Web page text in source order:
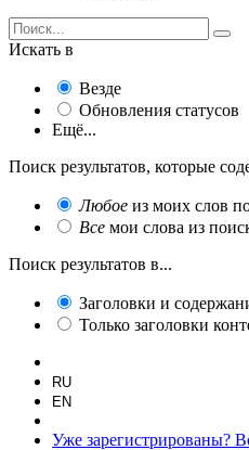
Искать в
Везде
Обновления статусов
Ещё...
Поиск результатов, которые
Любое из моих слов
Все мои слова из
Поиск результатов в...
Заголовки и
Только заголовки
RU
EN
Уже зарегистрированы?